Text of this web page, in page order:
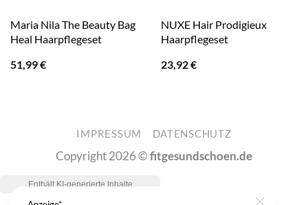
Maria Nila The Beauty Bag
Heal Haarpflegeset
51,99€
NUXE Hair Prodigieux
Haarpflegeset
23,92€
IMPRESSUM DATENSCHUTZ
Copyright 2026 ©fitgesundschoen.de